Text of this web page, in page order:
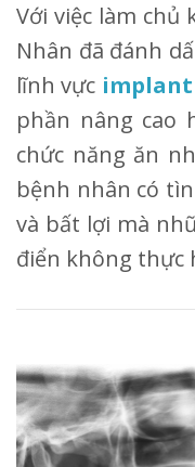
Với việc làm chủ
Nhân đã đánh
lĩnh vực implant
phần nâng cao
chức năng ăn
bệnh nhân có
và bất lợi mà
điển không thực